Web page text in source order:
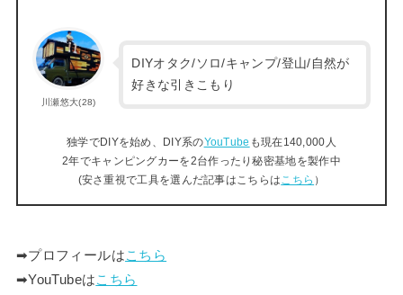
川瀬悠大(28)
DIYオタク/ソロ/キャンプ/登山/自然が
好きな引きこもり
独学でDIYを始め、DIY系のYouTube も現在140,000人
2年でキャンピングカーを2台作ったり秘密基地を製作中
(安さ重視で工具を選んだ記事はこちらは こちら ）
➡︎プロフィールはこちら
➡︎YouTubeはこちら